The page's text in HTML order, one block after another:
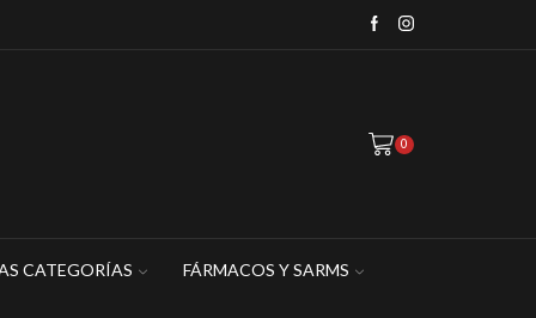
WhatsApp: 449 467 1883
0
CATEGORÍAS FÁRMACOS Y SARMS